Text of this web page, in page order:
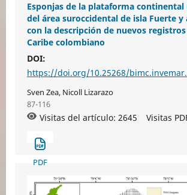
Esponjas de la plataforma continental
del área suroccidental de isla Fuerte y
con la descripción de nuevos
Caribe colombiano
DOI:
https://doi.org/10.25268/
Sven Zea, Nicoll Lizarazo
87-116
Visitas del artículo: 2645 Visitas
PDF